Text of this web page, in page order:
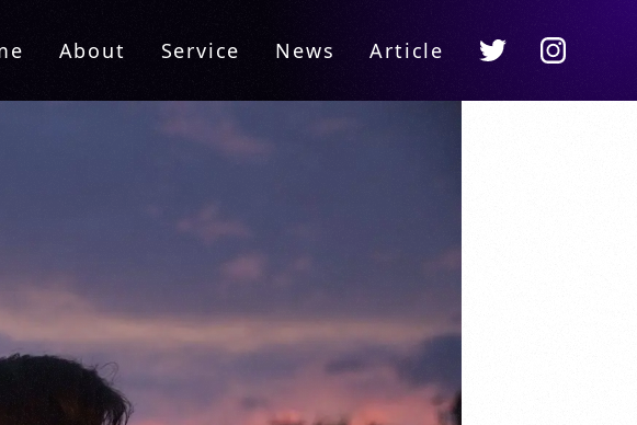
About Service News Article Twitter Instagram